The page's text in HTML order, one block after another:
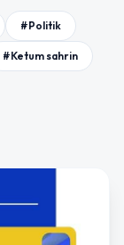
#Politik
#Ketum sahrin